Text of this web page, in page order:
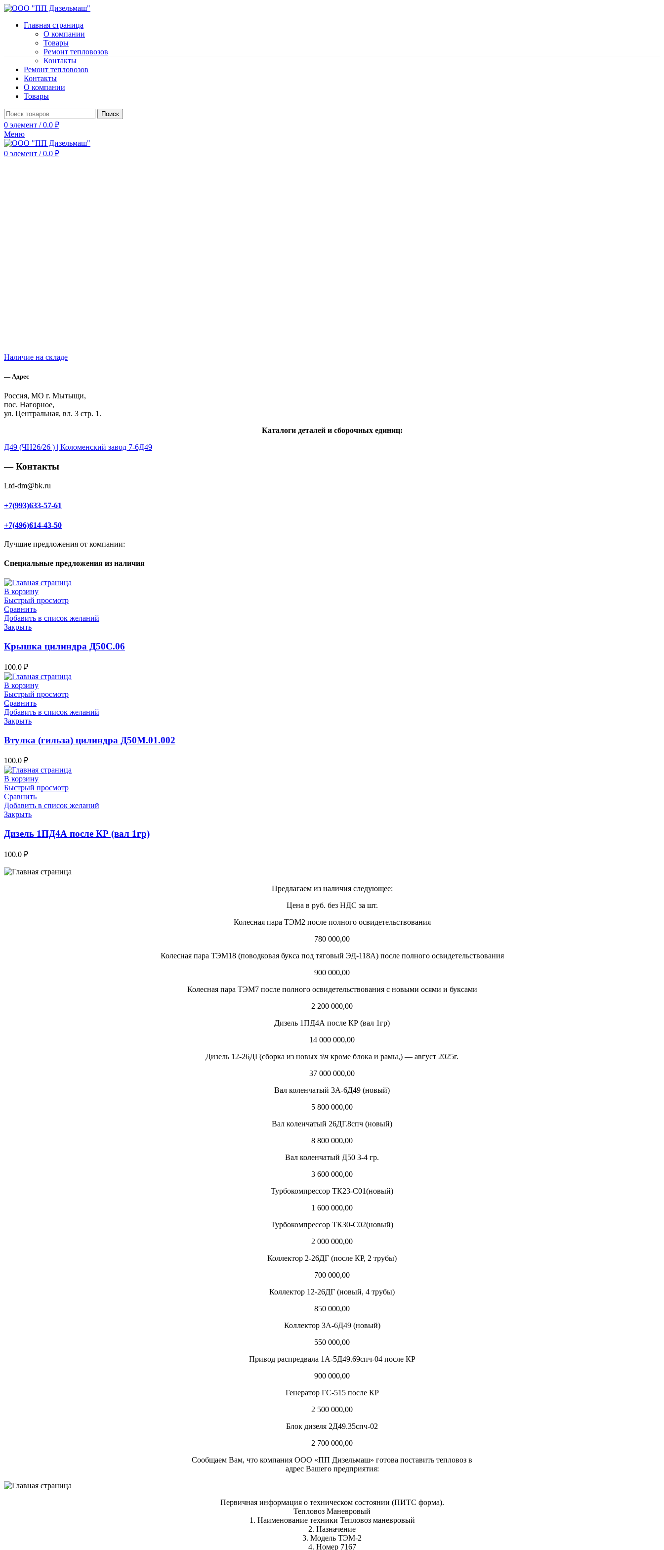
Главная страница
О компании
Товары
Ремонт тепловозов
Контакты
Ремонт тепловозов
Контакты
О компании
Товары
Поиск
0 элемент / 0.0 ₽
Меню
0 элемент / 0.0 ₽
Наличие на складе
— Адрес
Россия, МО г. Мытыщи,
пос. Нагорное,
ул. Центральная, вл. 3 стр. 1.
Каталоги деталей и сборочных единиц:
Д49 (ЧН26/26 ) | Коломенский завод 7-6Д49
— Контакты
Ltd-dm@bk.ru
+7(993)633-57-61
+7(496)614-43-50
Лучшие предложения от компании:
Специальные предложения из наличия
В корзину
Быстрый просмотр
Сравнить
Добавить в список желаний
Закрыть
Крышка цилиндра Д50С.06
100.0 ₽
В корзину
Быстрый просмотр
Сравнить
Добавить в список желаний
Закрыть
Втулка (гильза) цилиндра Д50М.01.002
100.0 ₽
В корзину
Быстрый просмотр
Сравнить
Добавить в список желаний
Закрыть
Дизель 1ПД4А после КР (вал 1гр)
100.0 ₽
Предлагаем из наличия следующее:
Цена в руб. без НДС за шт.
Колесная пара ТЭМ2 после полного освидетельствования
780 000,00
Колесная пара ТЭМ18 (поводковая букса под тяговый ЭД-118А) после полного освидетельствования
900 000,00
Колесная пара ТЭМ7 после полного освидетельствования с новыми осями и буксами
2 200 000,00
Дизель 1ПД4А после КР (вал 1гр)
14 000 000,00
Дизель 12-26ДГ(сборка из новых з\ч кроме блока и рамы,) — август 2025г.
37 000 000,00
Вал коленчатый 3А-6Д49 (новый)
5 800 000,00
Вал коленчатый 26ДГ.8спч (новый)
8 800 000,00
Вал коленчатый Д50 3-4 гр.
3 600 000,00
Турбокомпрессор ТК23-С01(новый)
1 600 000,00
Турбокомпрессор ТК30-С02(новый)
2 000 000,00
Коллектор 2-26ДГ (после КР, 2 трубы)
700 000,00
Коллектор 12-26ДГ (новый, 4 трубы)
850 000,00
Коллектор 3А-6Д49 (новый)
550 000,00
Привод распредвала 1А-5Д49.69спч-04 после КР
900 000,00
Генератор ГС-515 после КР
2 500 000,00
Блок дизеля 2Д49.35спч-02
2 700 000,00
Сообщаем Вам, что компания ООО «ПП Дизельмаш» готова поставить тепловоз в
адрес Вашего предприятия:
Первичная информация о техническом состоянии (ПИТС форма).
Тепловоз Маневровый
1. Наименование техники Тепловоз маневровый
2. Назначение
3. Модель ТЭМ-2
4. Номер 7167